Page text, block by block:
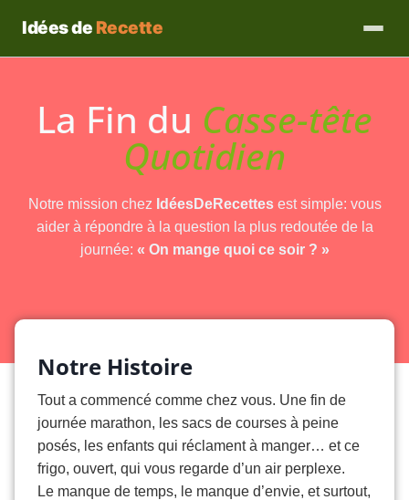
Idées de Recette
La Fin du Casse-tête
Quotidien
Notre mission chez IdéesDeRecettesest simple: vous
aider à répondre à la question la plus redoutée de la
journée: « On mange quoi ce soir ? »
Notre Histoire
Tout a commencé comme chez vous. Une fin de
journée marathon, les sacs de courses à peine
posés, les enfants qui réclament à manger… et ce
frigo, ouvert, qui vous regarde d’un air perplexe.
Le manque de temps, le manque d’envie, et surtout,